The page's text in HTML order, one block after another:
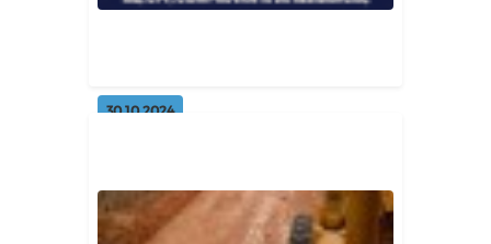
30.10.2024
Inscrições abertas para o Garantia
Safra. 🌱